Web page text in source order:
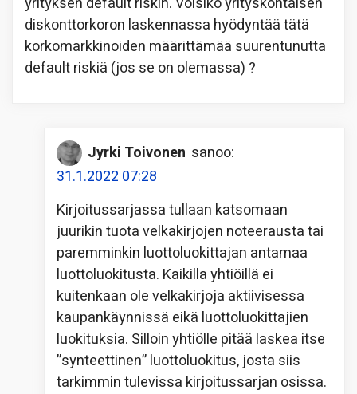
diskonttorkoron laskennassa hyödyntää tätä
korkomarkkinoiden määrittämää suurentunutta
default riskiä (jos se on olemassa) ?
Jyrki Toivonen sanoo:
31.1.2022 07:28
Kirjoitussarjassa tullaan katsomaan
juurikin tuota velkakirjojen noteerausta tai
paremminkin luottoluokittajan antamaa
luottoluokitusta. Kaikilla yhtiöillä ei
kuitenkaan ole velkakirjoja aktiivisessa
kaupankäynnissä eikä luottoluokittajien
luokituksia. Silloin yhtiölle pitää laskea itse
”synteettinen” luottoluokitus, josta siis
tarkimmin tulevissa kirjoitussarjan osissa.